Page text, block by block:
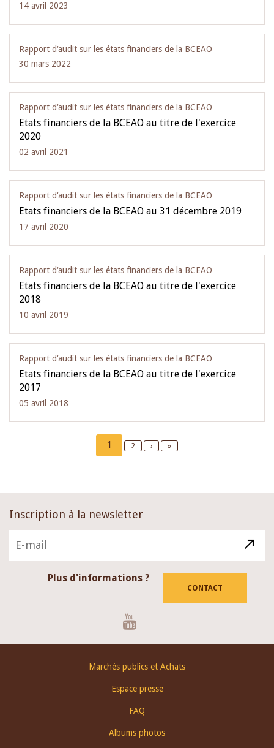
14 avril 2023
Rapport d‘audit sur les états financiers de la BCEAO
30 mars 2022
Rapport d‘audit sur les états financiers de la BCEAO
Etats financiers de la BCEAO au titre de l'exercice
2020
02 avril 2021
Rapport d‘audit sur les états financiers de la BCEAO
Etats financiers de la BCEAO au 31 décembre 2019
17 avril 2020
Rapport d‘audit sur les états financiers de la BCEAO
Etats financiers de la BCEAO au titre de l'exercice
2018
10 avril 2019
Rapport d‘audit sur les états financiers de la BCEAO
Etats financiers de la BCEAO au titre de l'exercice
2017
05 avril 2018
Current
page
1 Page
2
Next
›
Last
»
Inscription à la newsletter
Plus d'informations ?
CONTACT
Marchés publics et Achats
Espace presse
FAQ
Albums photos